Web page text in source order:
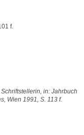
f.
in: Jahrbuch
Wien 1991, S. 113 f.